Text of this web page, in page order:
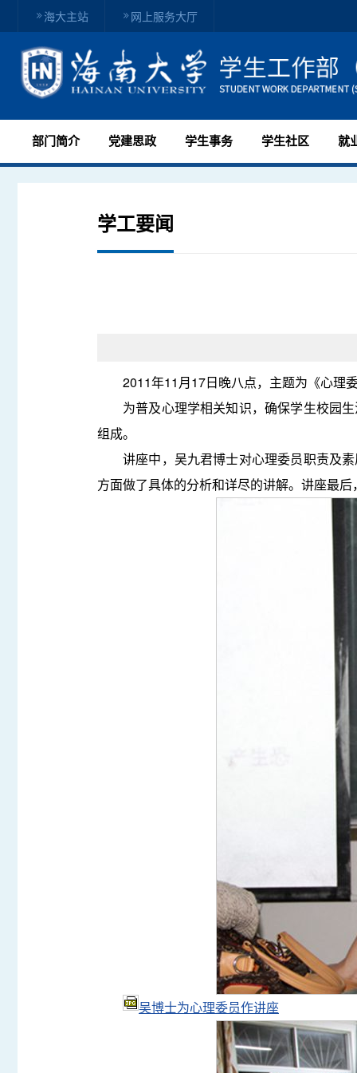
海大主站 网上服务大厅
部门简介 党建思政 学生事务 学生社区 就
学工要闻
2011年11月17日晚八点，主题为《心理
为普及心理学相关知识，确保学生校园
组成。
讲座中，吴九君博士对心理委员职责及
方面做了具体的分析和详尽的讲解。讲座最
吴博士为心理委员作讲座